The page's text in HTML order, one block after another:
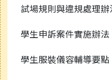
試場規則與違規處理辦
學生申訴案件實施辦法
學生服裝儀容輔導要點